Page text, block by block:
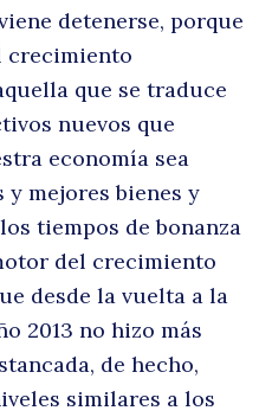
detenerse, porque
crecimiento
que se traduce
nuevos que
economía sea
y mejores bienes y
tiempos de bonanza
del crecimiento
desde la vuelta a la
2013 no hizo más
de hecho,
similares a los